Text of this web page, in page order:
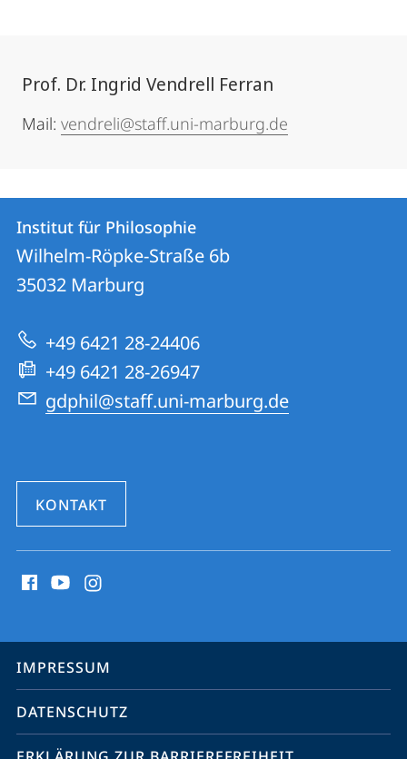
Prof. Dr. Ingrid Vendrell Ferran
Mail: vendreli@staff.uni-marburg.de
Kontakt
und
Informationen
zur
Website
Kontaktinformationen
Institut
für
Philosophie
Institut für Philosophie
Wilhelm-Röpke-Straße 6b
35032 Marburg
+49 6421 28-24406
+49 6421 28-26947
gdphil@staff.uni-marburg.de
KONTAKT
Media
Service-
Navigation
IMPRESSUM
DATENSCHUTZ